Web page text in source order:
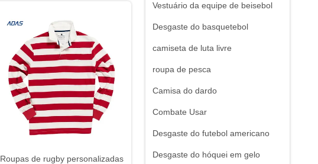
Vestuário da equipe de beisebol
Desgaste do basquetebol
camiseta de luta livre
roupa de pesca
Camisa do dardo
Combate Usar
Desgaste do futebol americano
Desgaste do hóquei em gelo
Roupas de rugby personalizadas